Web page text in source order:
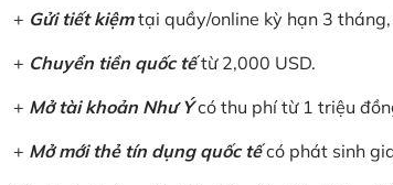
+ Gửi tiết kiệmtại quầy/online kỳ hạn 3
+ Chuyển tiền quốc tếtừ 2,000 USD.
+ Mở tài khoản Như Ýcó thu phí từ 1 triệu
+ Mở mới thẻ tín dụng quốc tếcó phát sinh